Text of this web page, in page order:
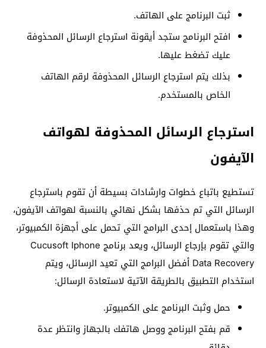
ثبت البرنامج على الهاتف.
افتح البرنامج ستجد أيقونة استرجاع الرسائل المحذوفة
عليك تضغط عليها.
بذلك يتم استرجاع الرسائل المحذوفة لرقم الهاتف
الخاص بالمستخدم.
استرجاع الرسائل المحذوفة لهواتف
الآيفون
تستطيع باتباع خطوات وارشادات بسيطة أن تقوم باسترجاع
الرسائل التي تم حذفها بشكل نهائي بالنسبة لهواتف الآيفون،
وهذا باستعمال إحدى البرامج التي تحمل على أجهزة الكمبيوتر،
والتي تقوم بإرجاع الرسائل، ويعد برنامج Cucusoft Iphone
Data Recovery أفضل البرامج التي تعيد الرسائل، ويتم
استخدام التطبيق بالطريقة الآتية لاستعادة الرسائل:
حمل وثبت البرنامج على الكمبيوتر.
قم بفتح البرنامج ووصل هاتفك بالجهاز وانتظر عدة